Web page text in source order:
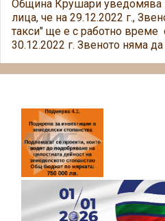
Община Крушари уведомява
лица, че на 29.12.2022 г.,
такси" ще е с работно време
30.12.2022 г. Звеното няма да